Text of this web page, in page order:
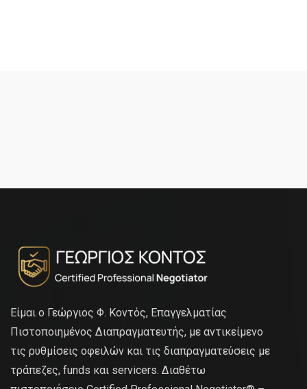
Είμαι ο Γεώργιος Φ. Κοντός, Επαγγελματίας
Πιστοποιημένος Διαπραγματευτής, με αντικείμενο
τις ρυθμίσεις οφειλών και τις διαπραγματεύσεις με
τράπεζες, funds και servicers. Διαθέτω